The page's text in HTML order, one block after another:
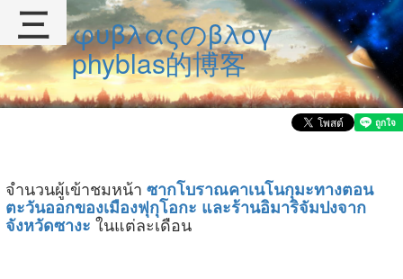
φυβλαςのβλογ
phyblas的博客
จำนวนผู้เข้าชมหน้า ซากโบราณคาเนโนกุมะทางตอน
ตะวันออกของเมืองฟุกุโอกะ และร้านอิมาริจัมปงจาก
จังหวัดซางะ ในแต่ละเดือน
三